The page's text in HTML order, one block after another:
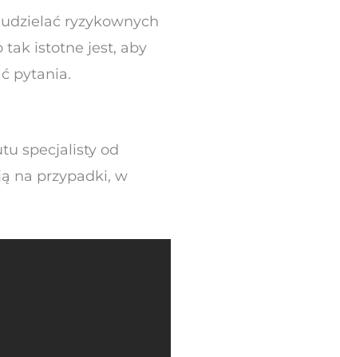
ryzykownych
tak istotne jest, aby
pytania.
specjalisty od
na przypadki, w